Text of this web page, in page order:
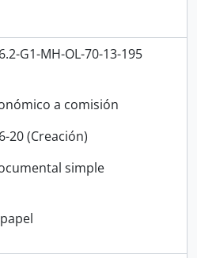
G1-MH-OL-70-13-195
a comisión
20 (Creación)
simple